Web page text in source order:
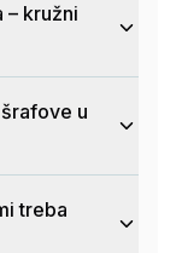
– kružni
u
treba